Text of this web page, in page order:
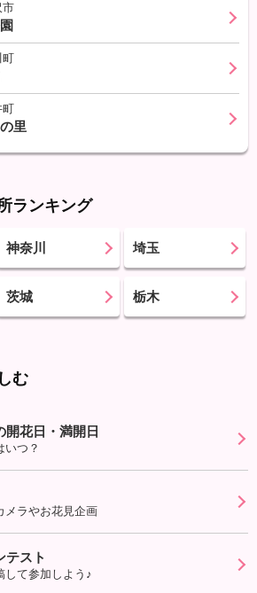
市
町
町
里
ランキング
神奈川 埼玉
茨城 栃木
む
開花日・満開日
いつ？
メラやお花見企画
テスト
して参加しよう♪